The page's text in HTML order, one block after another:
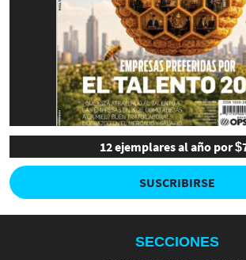
12 ejemplares al año por
SUSCRIBIRSE
SECCIONES